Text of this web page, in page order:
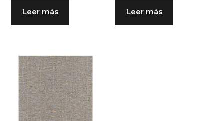
Leer más Leer más